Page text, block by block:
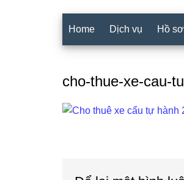
Home Dịch vụ Hồ
cho-thue-xe-cau-